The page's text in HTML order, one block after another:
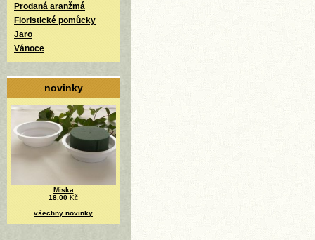
Prodaná aranžmá
Floristické pomůcky
Jaro
Vánoce
novinky
Miska
18.00 Kč
všechny novinky